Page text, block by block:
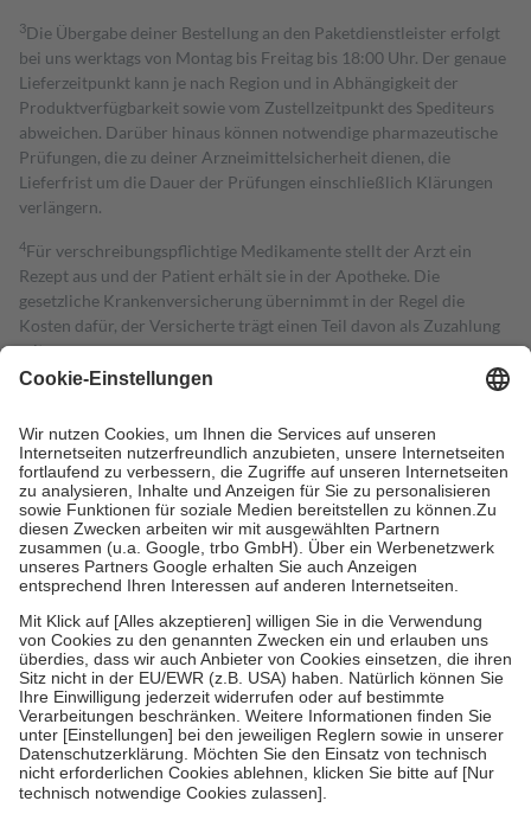
3Die Übergabe deiner Bestellung an den Paketdienstleister erfolgt
bei uns werktags von Montag bis Freitag bis 18:00 Uhr. Der genaue
Lieferzeitpunkt kann je nach Region und in Abhängigkeit der
Produktverfügbarkeit sowie vom Zustellzeitpunkt des Spediteurs
abweichen. Darüber hinaus können notwendige pharmazeutische
Prüfungen, die zu deiner Arzneimittelsicherheit dienen, die
Lieferfrist um die Dauer der Prüfungen einschließlich Klärungen
verlängern.
4Für verschreibungspflichtige Medikamente stellt der Arzt ein
Rezept aus und der Patient erhält sie in der Apotheke. Die
gesetzliche Krankenversicherung übernimmt in der Regel die
Kosten dafür, der Versicherte trägt einen Teil davon als Zuzahlung
mit.
Grundsätzlich leisten Mitglieder Zuzahlungen in Höhe von zehn
höchstens zehn Euro.
Es sind jedoch nie mehr als die tatsächlichen
Kosten der Leistung zu entrichten.
Diese Regeln gelten grundsätzlich auch für Online-Apotheken.
Bei Heilmitteln und häuslicher Krankenpflege beträgt die
Zuzahlung zehn Prozent der Kosten sowie zehn Euro je
Verordnung.
Um das Engagement der Versicherten für ihre eigene Gesundheit zu
stärken und die besondere Stellung der Familie zu unterstützen,
fallenkeine Zuzahlungenan bei:
• Kindern und Jugendlichen bis zum vollendeten 18. Lebensjahr
mit Ausnahme der Fahrkosten
• Untersuchungen zur Vorsorge und Früherkennung, die von der
GKV getragen werden
• empfohlenen Schutzimpfungen
• Harn- und Blutteststreifen